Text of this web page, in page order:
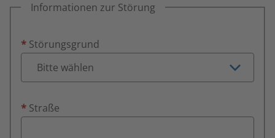
Informationen zur Störung
* Störungsgrund
* Straße